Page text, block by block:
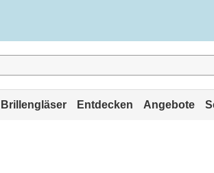
Brillengläser Entdecken Angebote